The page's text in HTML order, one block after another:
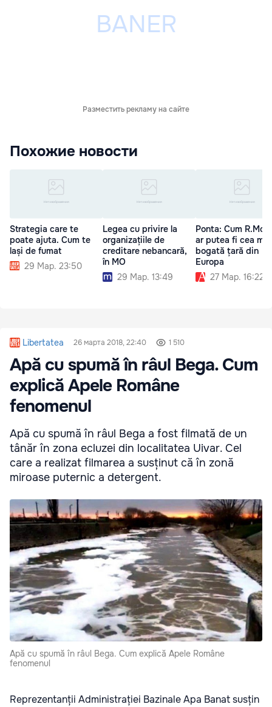
Разместить рекламу на сайте
Похожие новости
Strategia care te
poate ajuta. Cum te
lași de fumat
29 Мар. 23:50
Legea cu privire la
organizațiile de
creditare nebancară,
în MO
29 Мар. 13:49
Ponta: Cum
ar putea fi cea mai
bogată țară din
Europa
27 Мар. 16:22
Libertatea 26 марта 2018, 22:40 1 510
Apă cu spumă în râul Bega. Cum
explică Apele Române
fenomenul
Apă cu spumă în râul Bega a fost filmată de un
tânăr în zona ecluzei din localitatea Uivar. Cel
care a realizat filmarea a susținut că în zonă
miroase puternic a detergent.
Apă cu spumă în râul Bega. Cum explică Apele Române
fenomenul
Reprezentanții Administrației Bazinale Apa Banat susțin